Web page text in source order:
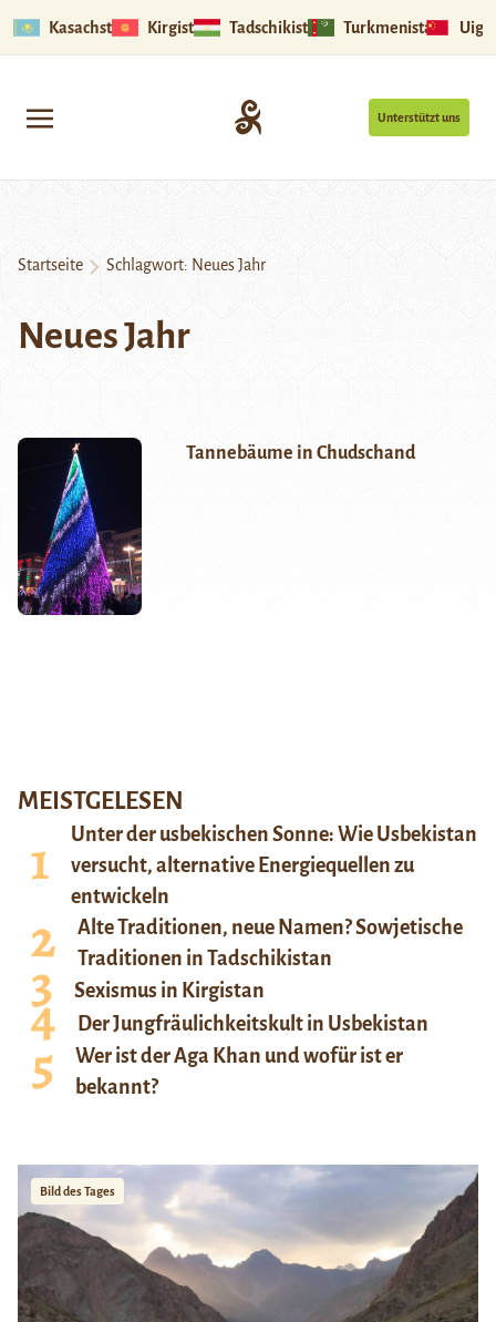
Kasachstan Kirgistan Tadschikistan Turkmenistan
Unterstützt uns
Startseite Schlagwort: Neues Jahr
Neues Jahr
Tannebäume in Chudschand
MEISTGELESEN
Unter der usbekischen Sonne: Wie Usbekistan
versucht, alternative Energiequellen zu
entwickeln
Alte Traditionen, neue Namen? Sowjetische
Traditionen in Tadschikistan
Sexismus in Kirgistan
Der Jungfräulichkeitskult in Usbekistan
Wer ist der Aga Khan und wofür ist er
bekannt?
Bild des Tages